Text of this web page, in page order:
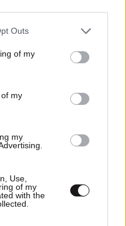
one or more Google
You may click to
its third-party tags to
in below Google
Outs
of my
my
my
Use,
of my
with the